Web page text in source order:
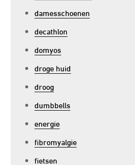
damesschoenen
decathlon
domyos
droge huid
droog
dumbbells
energie
fibromyalgie
fietsen